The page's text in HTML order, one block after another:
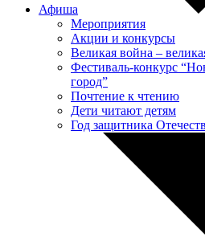
Афиша
Мероприятия
Акции и конкурсы
Великая война –
Фестиваль-конкурс
город”
Почтение к чтению
Дети читают детям
Год защитника